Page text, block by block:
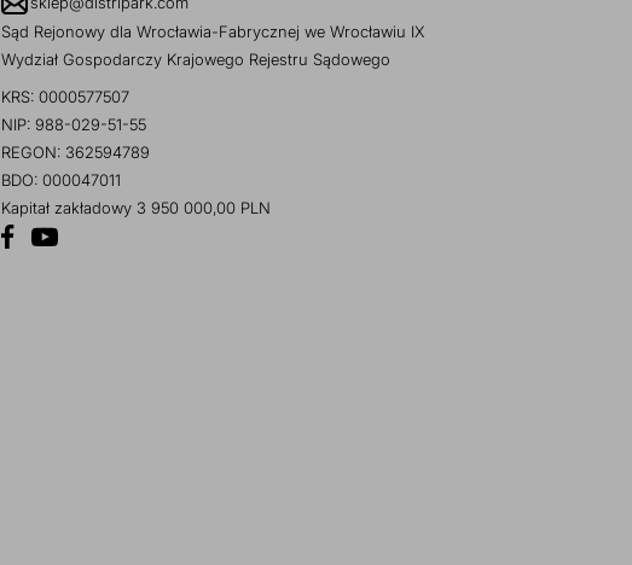
Sąd Rejonowy dla Wrocławia-Fabrycznej we Wrocławiu IX
Wydział Gospodarczy Krajowego Rejestru Sądowego
KRS: 0000577507
NIP: 988-029-51-55
REGON: 362594789
BDO: 000047011
Kapitał zakładowy 3 950 000,00 PLN